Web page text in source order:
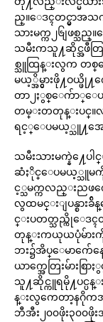
ည္။ေဒၚတင္မွာအသ
သားမက္က၂၆ျဖစ္သည္
သမီးကသူ႔ဆိုင္အဖီ
စ္သူထြန္းလွက တစ္ေ
မယ့္အိမ္ငွားဖို႔ဝယ္
တာ၂ႏွစ္ေက်ာ္ေ
တမ္းတတုန္းပင္။လင္
ရင့္ေပမယ့္သူ႔အေပ
သမီးသားမက္နဲ႔ေ
ဆံႏိုင္ေပမယ့္သူမကိုေ
င့္သမက္ကလည္းညဖက္မ
လွထမင္းျပန္စား
င္းပတတ္သည္ကိုေဒ
တုန္းကယုယပုံမ်ား
ဘး၌အိပ္ေမာက်ေ
ယာက္အေတြးမ်ားစ
သူ႔ဆိုင္ကူရမို႔ပင္ပန္
န္းလွကေတာ့နဂိုက
ဘီအီး၂၀၀ဖိုး၃၀၀ဖို